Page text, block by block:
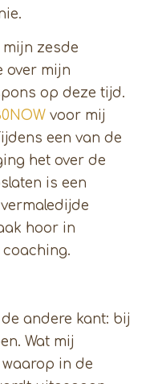
zesde
over mijn
op deze tijd.
voor mij
een van de
het over de
is een
hoor in
andere kant: bij
Wat mij
in de